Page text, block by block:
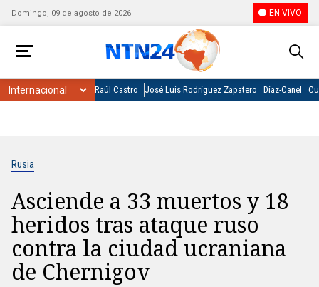
Domingo, 09 de agosto de 2026 EN VIVO
Raúl Castro José Luis Rodríguez Zapatero Díaz-Canel
Rusia
Asciende a 33 muertos y 18
heridos tras ataque ruso
contra la ciudad ucraniana
de Chernigov